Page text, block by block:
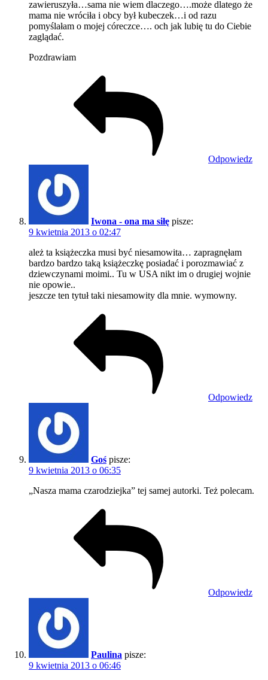
zawieruszyła…sama nie wiem dlaczego….może dlatego że
mama nie wróciła i obcy był kubeczek…i od razu
pomyślałam o mojej córeczce…. och jak lubię tu do Ciebie
zaglądać.
Pozdrawiam
Odpowiedz
Iwona - ona ma siłę pisze:
9 kwietnia 2013 o 02:47
ależ ta książeczka musi być niesamowita… zapragnęłam
bardzo bardzo taką książeczkę posiadać i porozmawiać z
dziewczynami moimi.. Tu w USA nikt im o drugiej wojnie
nie opowie..
jeszcze ten tytuł taki niesamowity dla mnie. wymowny.
Odpowiedz
Goś pisze:
9 kwietnia 2013 o 06:35
„Nasza mama czarodziejka” tej samej autorki. Też polecam.
Odpowiedz
Paulina pisze:
9 kwietnia 2013 o 06:46